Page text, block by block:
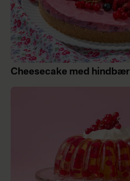
Cheesecake med hindbær